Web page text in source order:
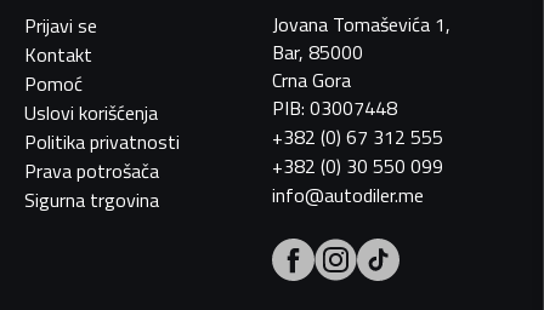
Prijavi se
Kontakt
Pomoć
Uslovi korišćenja
Politika privatnosti
Prava potrošača
Sigurna trgovina
Jovana Tomaševića 1,
Bar, 85000
Crna Gora
PIB: 03007448
+382 (0) 67 312 555
+382 (0) 30 550 099
info@autodiler.me